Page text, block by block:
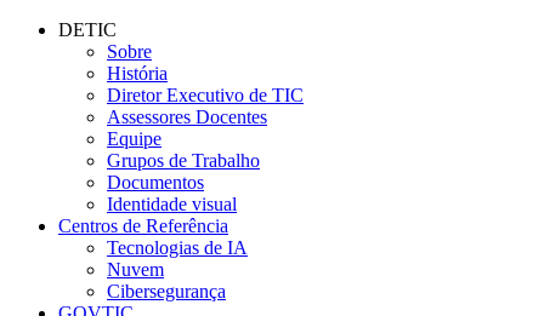
Conteúdo principal
DETIC
Sobre
História
Diretor Executivo de TIC
Assessores Docentes
Equipe
Grupos de Trabalho
Documentos
Identidade visual
Centros de Referência
Tecnologias de IA
Nuvem
Cibersegurança